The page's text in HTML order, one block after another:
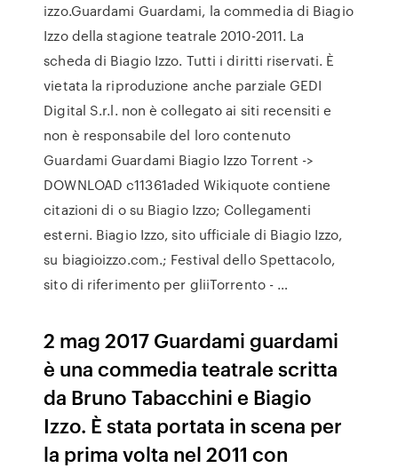
izzo.Guardami Guardami, la commedia di Biagio
Izzo della stagione teatrale 2010-2011. La
scheda di Biagio Izzo. Tutti i diritti riservati. È
vietata la riproduzione anche parziale GEDI
Digital S.r.l. non è collegato ai siti recensiti e
non è responsabile del loro contenuto
Guardami Guardami Biagio Izzo Torrent ->
DOWNLOAD c11361aded Wikiquote contiene
citazioni di o su Biagio Izzo; Collegamenti
esterni. Biagio Izzo, sito ufficiale di Biagio Izzo,
su biagioizzo.com.; Festival dello Spettacolo,
sito di riferimento per gliiTorrento - …
2 mag 2017 Guardami guardami
è una commedia teatrale scritta
da Bruno Tabacchini e Biagio
Izzo. È stata portata in scena per
la prima volta nel 2011 con